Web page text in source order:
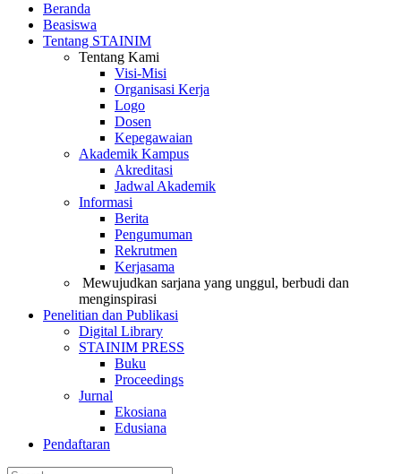
Beranda
Beasiswa
Tentang STAINIM
Tentang Kami
Visi-Misi
Organisasi Kerja
Logo
Dosen
Kepegawaian
Akademik Kampus
Akreditasi
Jadwal Akademik
Informasi
Berita
Pengumuman
Rekrutmen
Kerjasama
Mewujudkan sarjana yang unggul, berbudi dan
menginspirasi
Penelitian dan Publikasi
Digital Library
STAINIM PRESS
Buku
Proceedings
Jurnal
Ekosiana
Edusiana
Pendaftaran